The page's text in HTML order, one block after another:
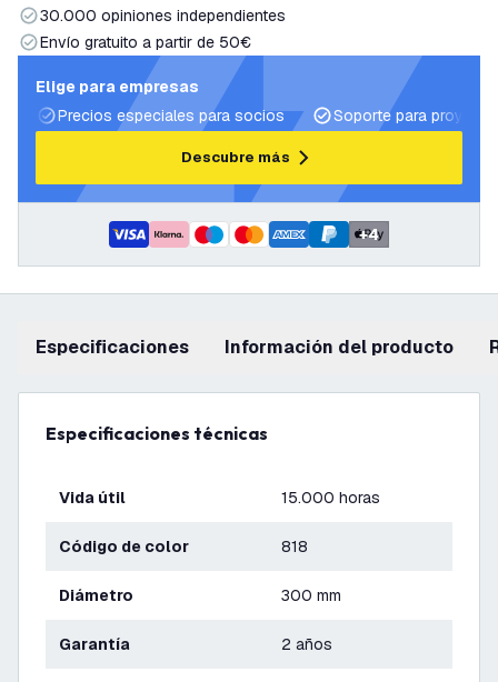
30.000 opiniones independientes
Envío gratuito a partir de 50€
Elige para empresas
Precios especiales para socios
Soporte para
Descubre más
+4
Especificaciones información del producto
Especificaciones técnicas
Vida útil 15.000 horas
Código de color 818
Diámetro 300 mm
Garantía 2 años